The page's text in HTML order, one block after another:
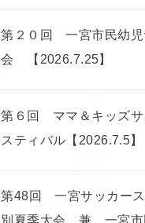
第２０回 一宮市民幼児
会 【2026.7.25】
第６回 ママ＆キッズサ
スティバル【2026.7.5】
第48回 一宮サッカー
別夏季大会 兼 一宮市